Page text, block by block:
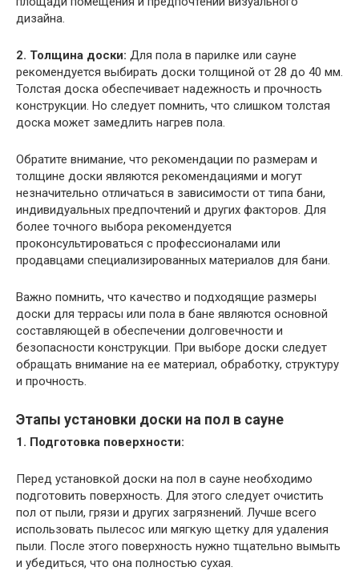
дизайна.
2. Толщина доски: Для пола в парилке или сауне
рекомендуется выбирать доски толщиной от 28 до 40 мм.
Толстая доска обеспечивает надежность и прочность
конструкции. Но следует помнить, что слишком толстая
доска может замедлить нагрев пола.
Обратите внимание, что рекомендации по размерам и
толщине доски являются рекомендациями и могут
незначительно отличаться в зависимости от типа бани,
индивидуальных предпочтений и других факторов. Для
более точного выбора рекомендуется
проконсультироваться с профессионалами или
продавцами специализированных материалов для бани.
Важно помнить, что качество и подходящие размеры
доски для террасы или пола в бане являются основной
составляющей в обеспечении долговечности и
безопасности конструкции. При выборе доски следует
обращать внимание на ее материал, обработку, структуру
и прочность.
Этапы установки доски на пол в сауне
1. Подготовка поверхности:
Перед установкой доски на пол в сауне необходимо
подготовить поверхность. Для этого следует очистить
пол от пыли, грязи и других загрязнений. Лучше всего
использовать пылесос или мягкую щетку для удаления
пыли. После этого поверхность нужно тщательно вымыть
и убедиться, что она полностью сухая.